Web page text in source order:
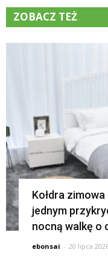
ZOBACZ TEŻ
Kołdra
jednym
nocną walkę o
ebonsai - 20 lipca